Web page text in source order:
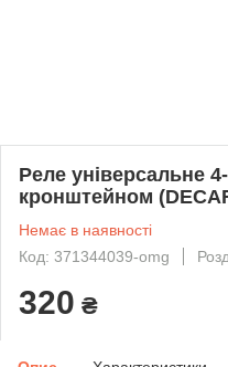
Реле універсальне
кронштейном
Немає в наявності
Код: 371344039-omg
320 ₴